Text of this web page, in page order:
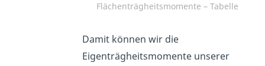
Flächenträgheitsmomente – Tabelle
Damit können wir die
Eigenträgheitsmomente unserer